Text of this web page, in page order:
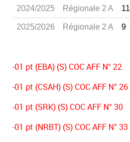
2024/2025 Régionale 2 A 11
2025/2026 Régionale 2 A 9
-01 pt (EBA) (S) COC AFF N° 22
-01 pt (CSAH) (S) COC AFF N° 26
-01 pt (SRK) (S) COC AFF N° 30
-01 pt (NRBT) (S) COC AFF N° 33